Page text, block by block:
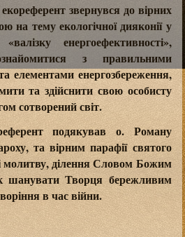
звернувся до вірних
на тему екологічної дияконії у
енергоефективності»,
з правильними
елементами енергозбереження,
та здійснити свою особисту
сотворений світ.
подякував о. Роману
та вірним парафії святого
молитву, ділення Словом Божим
шанувати Творця бережливим
в час війни.